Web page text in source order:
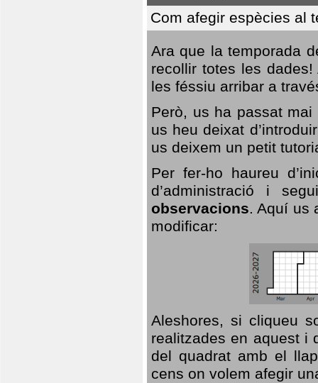
Com afegir espècies al
Ara que la temporada
recollir totes les
les féssiu arribar a
Però, us ha passat
us heu deixat
us deixem un petit
Per fer-ho haureu
d’administració i
observacions. Aquí us
modificar:
Aleshores, si cliqueu
realitzades en aquest i
del quadrat amb el
cens on volem afegir